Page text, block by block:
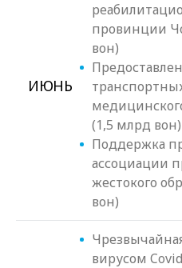
ИЮНЬ
провинции
вон)
(1,5 млрд вон)
Поддержка
ассоциации
жестокого
вон)
вирусом